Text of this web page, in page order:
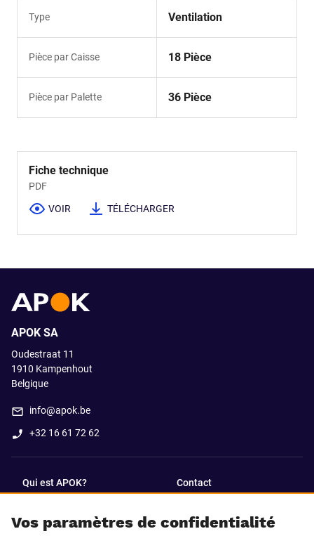
Type Ventilation
Pièce par Caisse 18 Pièce
Pièce par Palette 36 Pièce
Fiche technique
PDF
VOIR TÉLÉCHARGER
Vos paramètres de confidentialité
APOK SA
Oudestraat 11
1910 Kampenhout
Belgique
info@apok.be
+32 16 61 72 62
Qui est APOK? Contact
SUIVEZ-NOUS SUR